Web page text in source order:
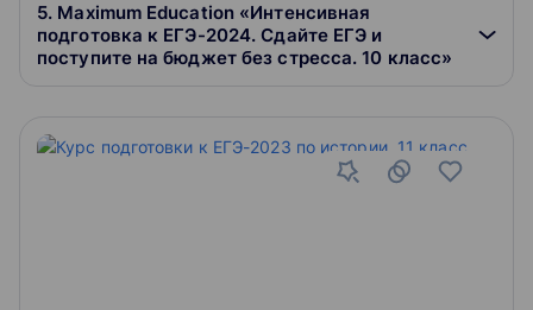
5. Maximum Education «Интенсивная
подготовка к ЕГЭ-2024. Сдайте ЕГЭ и
поступите на бюджет без стресса. 10 класс»